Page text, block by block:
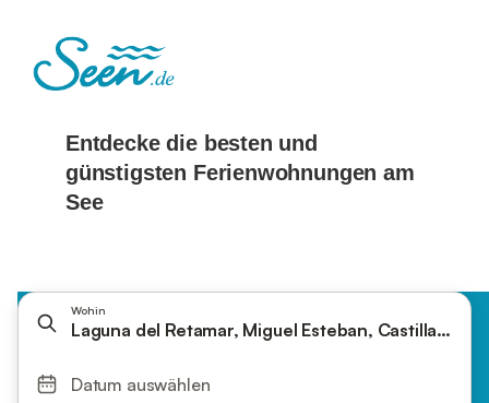
Wohin
Laguna del
Datum auswählen